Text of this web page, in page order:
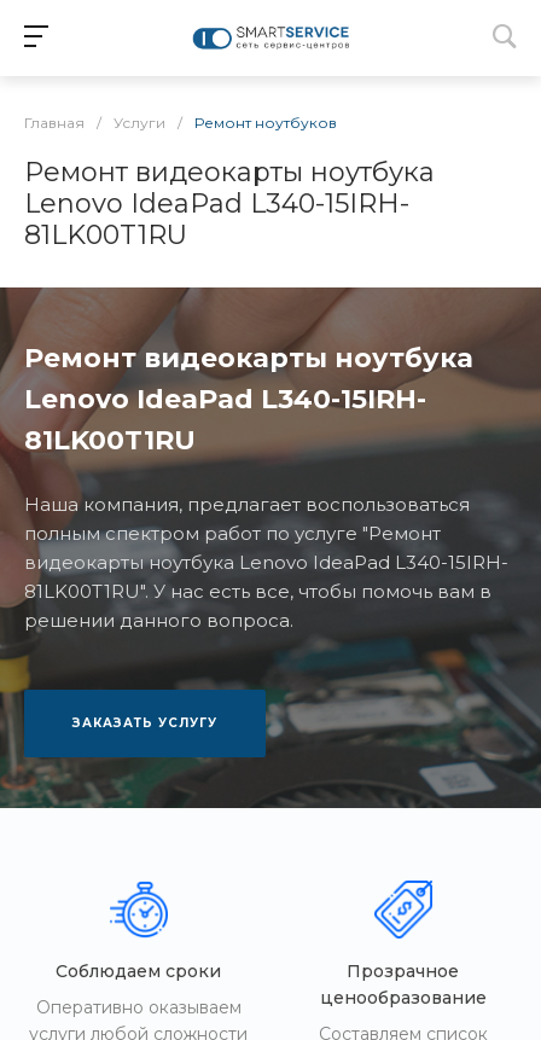
Главная / Услуги / Ремонт ноутбуков
Ремонт видеокарты ноутбука
Lenovo IdeaPad L340-15IRH-
81LK00T1RU
Ремонт видеокарты ноутбука
Lenovo IdeaPad L340-15IRH-
81LK00T1RU
Наша компания, предлагает воспользоваться
полным спектром работ по услуге "Ремонт
видеокарты ноутбука Lenovo IdeaPad L340-15IRH-
81LK00T1RU". У нас есть все, чтобы помочь вам в
решении данного вопроса.
ЗАКАЗАТЬ УСЛУГУ
Соблюдаем сроки
Оперативно оказываем
услуги любой сложности
Прозрачное
ценообразование
Составляем список